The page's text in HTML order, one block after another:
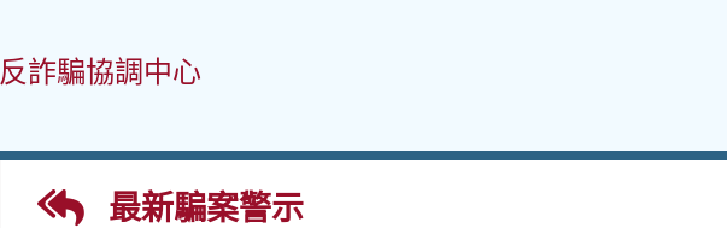
反詐騙協調中心
最新騙案警示